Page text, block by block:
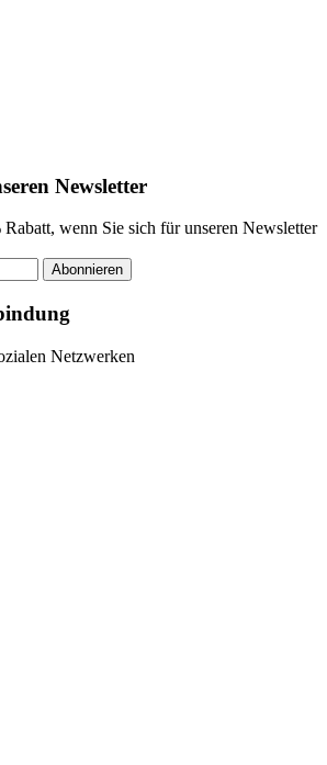
Newsletter
wenn Sie sich für unseren Newsletter
Abonnieren
Netzwerken